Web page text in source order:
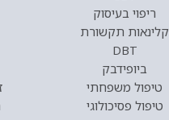
ריפוי בעיסוק
קלינאות תקשורת
DBT
ביופידבק
טיפול משפחתי
טיפול פסיכולוגי